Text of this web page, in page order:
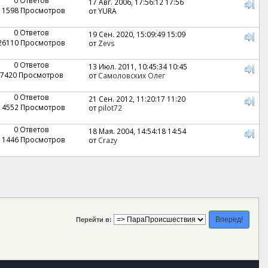
Просмотров
от YURA
0 Ответов
Просмотров
19 Сен. 2020, 15:09:49 15:09
отZevs
0 Ответов
7420 Просмотров
13 Июл. 2011, 10:45:34 10:45
отСамоловских Олег
0 Ответов
Просмотров
21 Сен. 2012, 11:20:17 11:20
отpilot72
0 Ответов
Просмотров
18 Мая. 2004, 14:54:18 14:54
отCrazy
Перейти в: